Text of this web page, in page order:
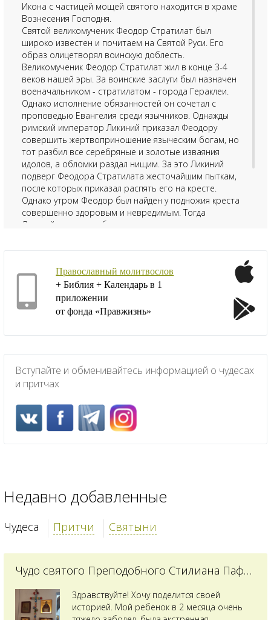
Икона с частицей мощей святого находится в храме
Вознесения Господня.
Святой великомученик Феодор Стратилат был
широко известен и почитаем на Святой Руси. Его
образ олицетворял воинскую доблесть.
Великомученик Феодор Стратилат жил в конце 3-4
веков нашей эры. За воинские заслуги был назначен
военачальником - стратилатом - города Гераклеи.
Однако исполнение обязанностей он сочетал с
проповедью Евангелия среди язычников. Однажды
римский император Ликиний приказал Феодору
совершить жертвоприношение языческим богам, но
тот разбил все серебряные и золотые изваяния
идолов, а обломки раздал нищим. За это Ликиний
подверг Феодора Стратилата жесточайшим пыткам,
после которых приказал распять его на кресте.
Однако утром Феодор был найден у подножия креста
совершенно здоровым и невредимым. Тогда
Ликиний велел отрубить ему голову, но народ
великомученик, добровольно склонивший под меч
Православный молитвослов
+ Библия + Календарь в 1
приложении
от фонда «Правжизнь»
Вступайте и обменивайтесь информацией о чудесах
и притчах
Недавно добавленные
Чудеса Притчи Святыни
Чудо святого Преподобного Стилиана Пафлагонского
Здравствуйте! Хочу поделится своей
историей. Мой ребенок в 2 месяца очень